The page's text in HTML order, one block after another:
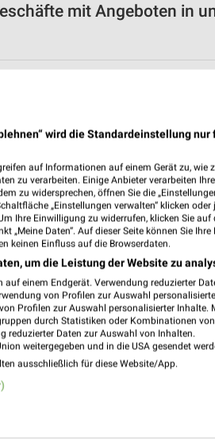
mit Angeboten in
73
in Weimar
wird die Standardeinstellung
auf Informationen auf einem Gerät zu, wie
zu verarbeiten. Einige Anbieter verarbeiten
zu widersprechen, öffnen Sie die
„Einstellungen verwalten“ klicken
Ihre Einwilligung zu widerrufen, klicken Sie
„Meine Daten“. Auf dieser Seite können Sie
keinen Einfluss auf die Browserdaten.
um die Leistung der Website zu
einem Endgerät. Verwendung reduzierter
von Profilen zur Auswahl
Profilen zur Auswahl personalisierter Inhalte.
durch Statistiken oder Kombinationen
reduzierter Daten zur Auswahl von Inhalten.
weitergegeben und in die USA gesendet
ausschließlich für diese Website/App.